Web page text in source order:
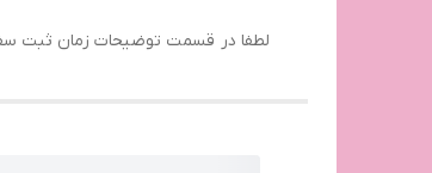
لطفا در قسمت توضیحات زمان ثبت